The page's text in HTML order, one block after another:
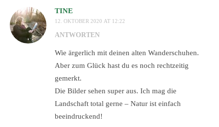
TINE
12. OKTOBER 2020 AT 12:22
ANTWORTEN
Wie ärgerlich mit deinen alten Wanderschuhen.
Aber zum Glück hast du es noch rechtzeitig
gemerkt.
Die Bilder sehen super aus. Ich mag die
Landschaft total gerne – Natur ist einfach
beeindruckend!